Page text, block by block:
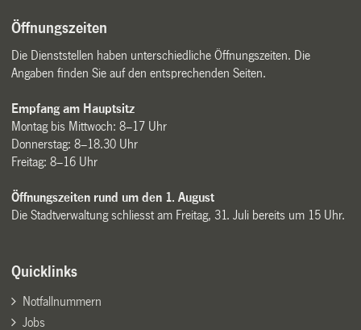
Öffnungszeiten
Die Dienststellen haben unterschiedliche Öffnungszeiten. Die
Angaben finden Sie auf den entsprechenden Seiten.
Empfang am Hauptsitz
Montag bis Mittwoch: 8–17 Uhr
Donnerstag: 8–18.30 Uhr
Freitag: 8–16 Uhr
Öffnungszeiten rund um den 1. August
Die Stadtverwaltung schliesst am Freitag, 31. Juli bereits um 15 Uhr.
Quicklinks
Notfallnummern
Jobs